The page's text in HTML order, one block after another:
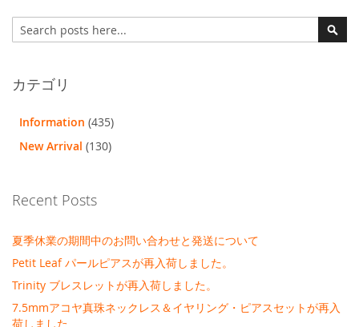
検
索
カテゴリ
Information (435)
New Arrival (130)
Recent Posts
夏季休業の期間中のお問い合わせと発送について
Petit Leaf パールピアスが再入荷しました。
Trinity ブレスレットが再入荷しました。
7.5mmアコヤ真珠ネックレス＆イヤリング・ピアスセットが再入
荷しました